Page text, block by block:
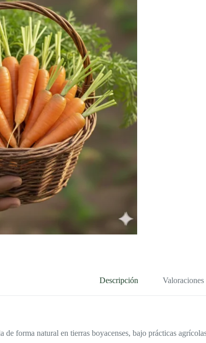
Descripción Valoraciones
forma natural en tierras boyacenses, bajo prácticas